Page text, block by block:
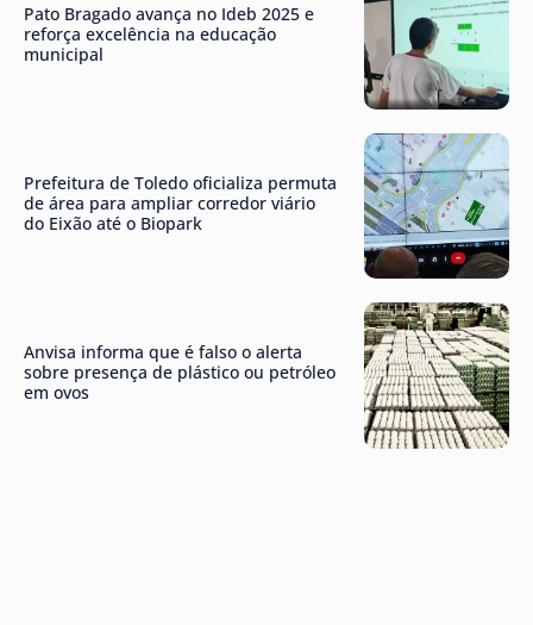
Pato Bragado avança no Ideb 2025 e
reforça excelência na educação
municipal
Prefeitura de Toledo oficializa permuta
de área para ampliar corredor viário
do Eixão até o Biopark
Anvisa informa que é falso o alerta
sobre presença de plástico ou petróleo
em ovos